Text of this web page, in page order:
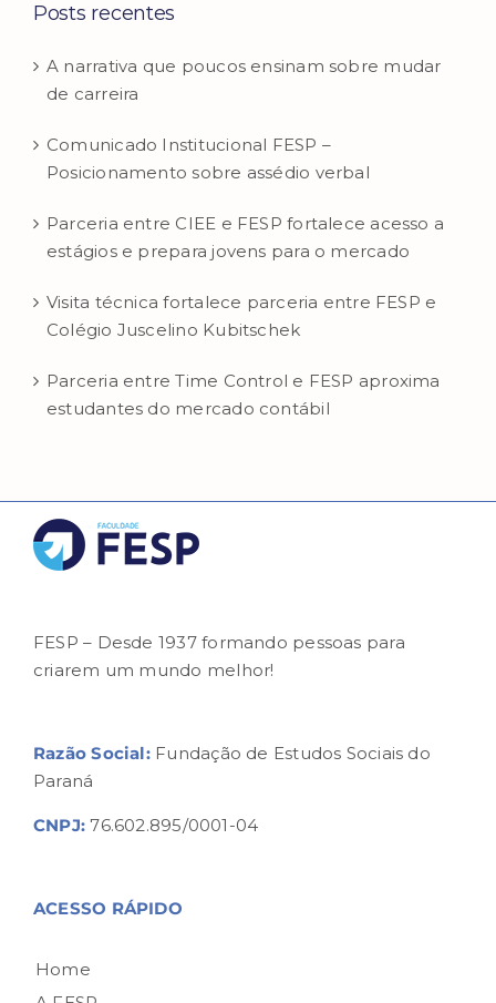
Posts recentes
A narrativa que poucos ensinam sobre mudar
de carreira
Comunicado Institucional FESP –
Posicionamento sobre assédio verbal
Parceria entre CIEE e FESP fortalece acesso a
estágios e prepara jovens para o mercado
Visita técnica fortalece parceria entre FESP e
Colégio Juscelino Kubitschek
Parceria entre Time Control e FESP aproxima
estudantes do mercado contábil
FESP – Desde 1937 formando pessoas para
criarem um mundo melhor!
Razão Social:Fundação de Estudos Sociais do
Paraná
CNPJ: 76.602.895/0001-04
ACESSO RÁPIDO
Home